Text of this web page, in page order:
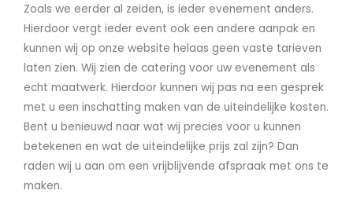
Zoals we eerder al zeiden, is ieder evenement anders.
Hierdoor vergt ieder event ook een andere aanpak en
kunnen wij op onze website helaas geen vaste tarieven
laten zien. Wij zien de catering voor uw evenement als
echt maatwerk. Hierdoor kunnen wij pas na een gesprek
met u een inschatting maken van de uiteindelijke kosten.
Bent u benieuwd naar wat wij precies voor u kunnen
betekenen en wat de uiteindelijke prijs zal zijn? Dan
raden wij u aan om een vrijblijvende afspraak met ons te
maken.